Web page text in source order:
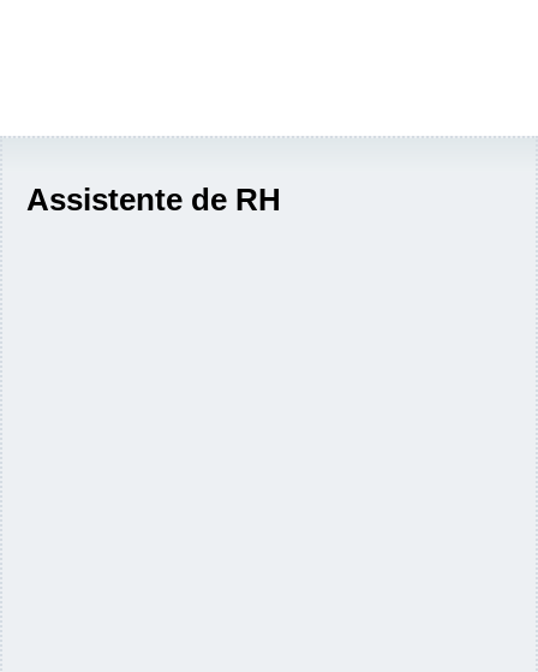
Assistente de RH